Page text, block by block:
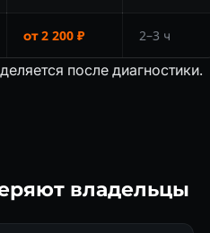
от 2 200 ₽ 2–3 ч
после диагностики.
владельцы